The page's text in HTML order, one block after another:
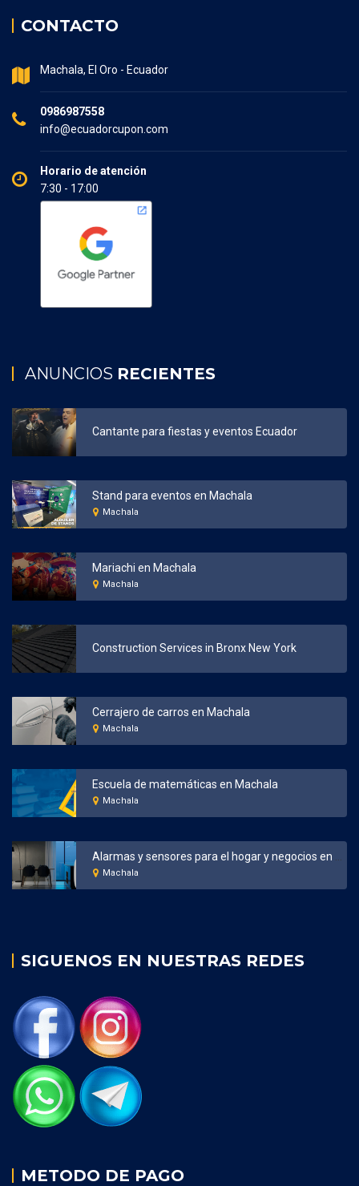
CONTACTO
Machala, El Oro - Ecuador
0986987558
info@ecuadorcupon.com
Horario de atención
7:30 - 17:00
ANUNCIOS RECIENTES
Cantante para fiestas y eventos Ecuador
Stand para eventos en Machala
Machala
Mariachi en Machala
Machala
Construction Services in Bronx New York
Cerrajero de carros en Machala
Machala
Escuela de matemáticas en Machala
Machala
Machala
SIGUENOS EN NUESTRAS REDES
METODO DE PAGO